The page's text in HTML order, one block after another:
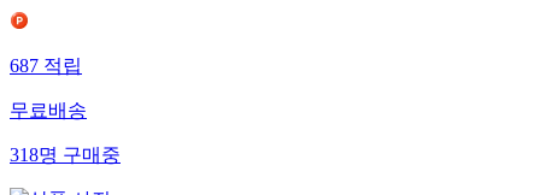
687적립
무료배송
318명구매중